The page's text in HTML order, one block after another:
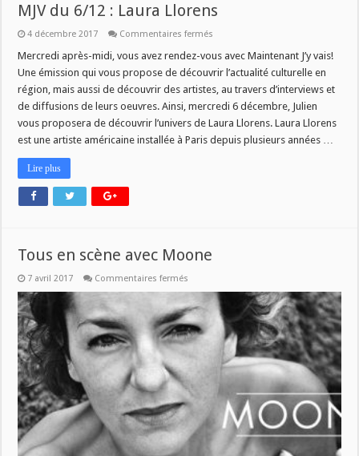
MJV du 6/12 : Laura Llorens
4 décembre 2017 Commentaires fermés
du
:
Laura
Llorens
Mercredi après-midi, vous avez rendez-vous avec Maintenant J’y vais!
Une émission qui vous propose de découvrir l’actualité culturelle en
région, mais aussi de découvrir des artistes, au travers d’interviews et
de diffusions de leurs oeuvres. Ainsi, mercredi 6 décembre, Julien
vous proposera de découvrir l’univers de Laura Llorens. Laura Llorens
est une artiste américaine installée à Paris depuis plusieurs années …
Lire plus
Tous en scène avec Moone
7 avril 2017 Commentaires fermés
scène
avec
Moone